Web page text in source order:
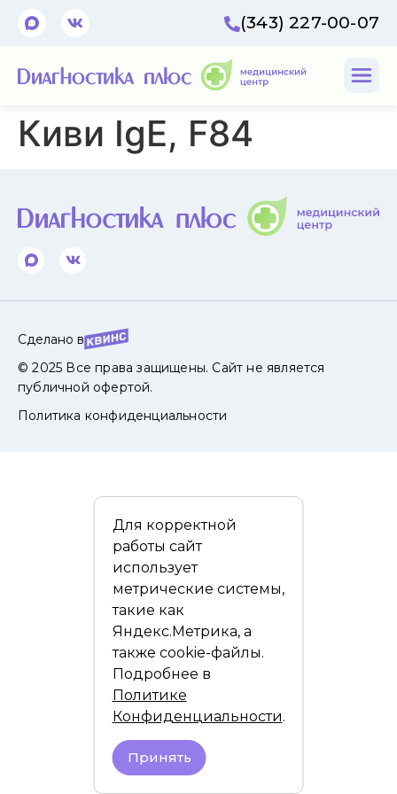
(343) 227-00-07
Киви IgE, F84
Сделано в
© 2025 Все права защищены. Сайт не является
публичной офертой.
Политика конфиденциальности
Для корректной
работы сайт
использует
метрические системы,
такие как
Яндекс.Метрика, а
также cookie-файлы.
Подробнее в
Политике
Конфиденциальности.
Принять